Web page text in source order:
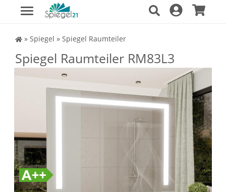
Spiegel Shop
» Spiegel » Spiegel Raumteiler
Spiegel Raumteiler RM83L3